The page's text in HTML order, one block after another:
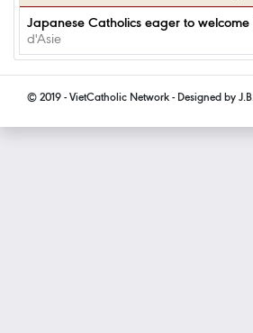
Japanese Catholics eager to welcome
d'Asie
© 2019 - VietCatholic Network - Designed by